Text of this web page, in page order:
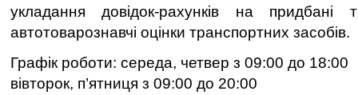
укладання довідок-рахунків на придбані
автотоварознавчі оцінки транспортних засобів.
Графік роботи: середа, четвер з 09:00 до 18:00
вівторок, п’ятниця з 09:00 до 20:00